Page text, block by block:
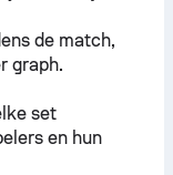
de match,
graph.
set
en hun